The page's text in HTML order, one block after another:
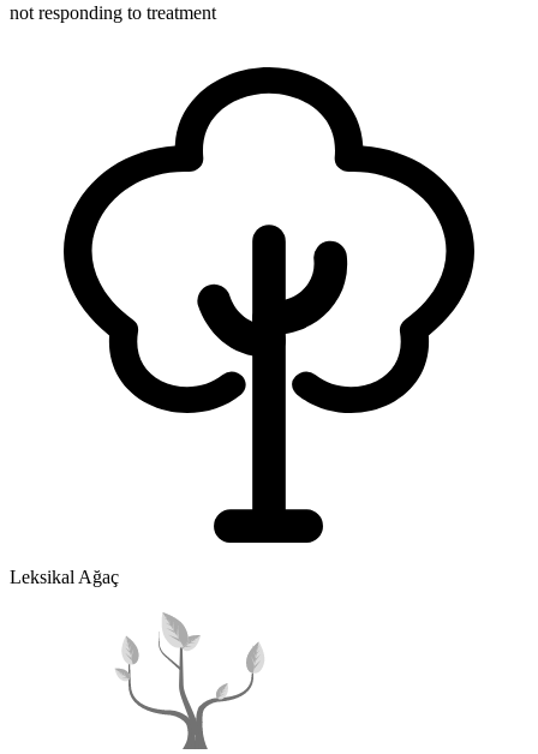
not responding to treatment
Leksikal Ağaç